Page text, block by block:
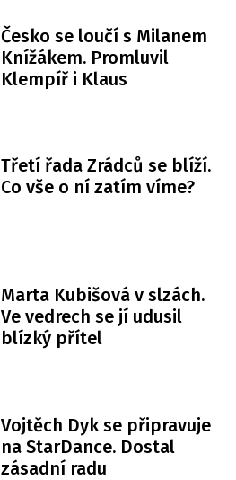
Česko se loučí s Milanem
Knížákem. Promluvil
Klempíř i Klaus
Třetí řada Zrádců se blíží.
Co vše o ní zatím víme?
Marta Kubišová v slzách.
Ve vedrech se jí udusil
blízký přítel
Vojtěch Dyk se připravuje
na StarDance. Dostal
zásadní radu